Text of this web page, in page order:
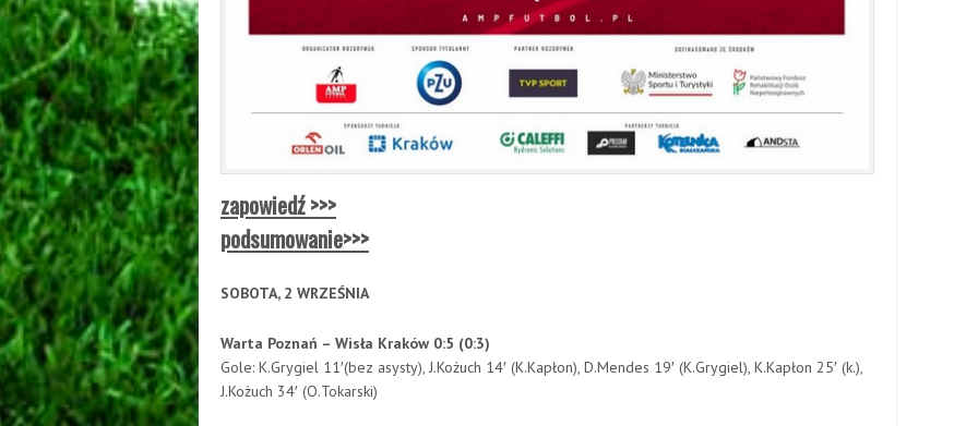
zapowiedź >>>
podsumowanie>>>
SOBOTA, 2 WRZEŚNIA
Warta Poznań – Wisła Kraków 0:5 (0:3)
Gole: K.Grygiel 11′(bez asysty), J.Kożuch 14′ (K.Kapłon), D.Mendes 19′ (K.Grygiel), K.Kapłon 25′ (k.),
J.Kożuch 34′ (O.Tokarski)